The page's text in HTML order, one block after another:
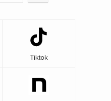
Tiktok